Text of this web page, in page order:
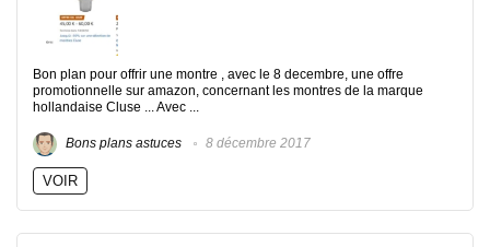
Bon plan pour offrir une montre , avec le 8 decembre, une offre
promotionnelle sur amazon, concernant les montres de la marque
hollandaise Cluse ... Avec ...
Bons plans astuces 8 décembre 2017
VOIR